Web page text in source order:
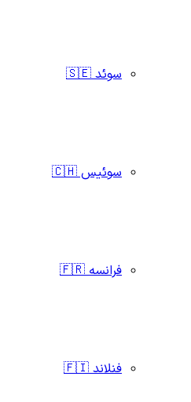
سوئد 🇸🇪
سوئیس 🇨🇭
فرانسه 🇫🇷
فنلاند 🇫🇮